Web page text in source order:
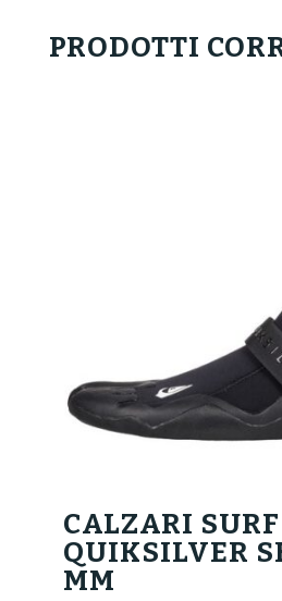
PRODOTTI
CALZARI SURF
QUIKSILVER
MM